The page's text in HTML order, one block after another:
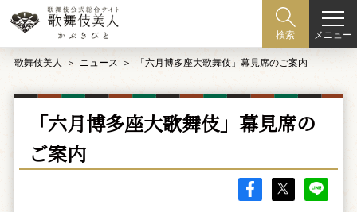
検索 メニュー
歌舞伎美人 ニュース 「六月博多座大歌舞伎」幕見席のご案内
「六月博多座大歌舞伎」幕見席の
ご案内